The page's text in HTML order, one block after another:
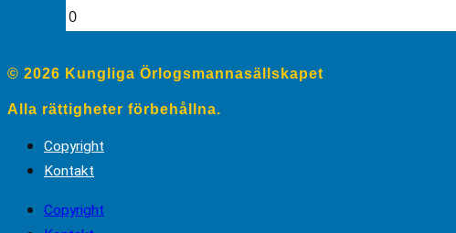
0
© 2026 Kungliga Örlogsmannasällskapet
Alla rättigheter förbehållna.
Copyright
Kontakt
Copyright